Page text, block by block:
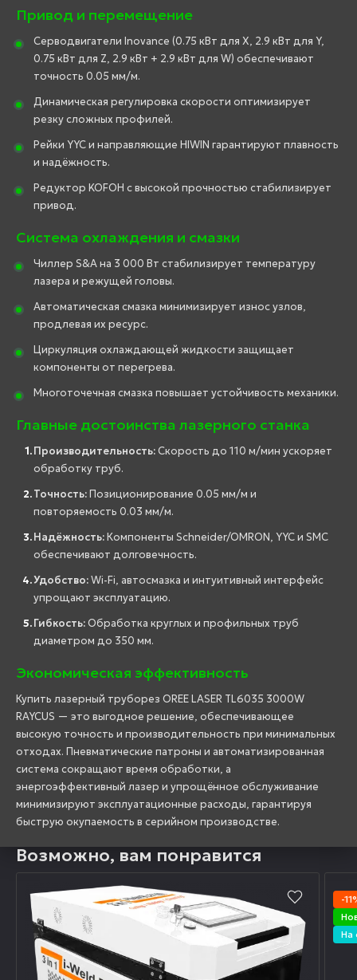
Привод и перемещение
Серводвигатели Inovance (0.75 кВт для X, 2.9 кВт для Y,
0.75 кВт для Z, 2.9 кВт + 2.9 кВт для W) обеспечивают
точность 0.05 мм/м.
Динамическая регулировка скорости оптимизирует
резку сложных профилей.
Рейки YYC и направляющие HIWIN гарантируют плавность
и надёжность.
Редуктор KOFOH с высокой прочностью стабилизирует
привод.
Система охлаждения и смазки
Чиллер S&A на 3 000 Вт стабилизирует температуру
лазера и режущей головы.
Автоматическая смазка минимизирует износ узлов,
продлевая их ресурс.
Циркуляция охлаждающей жидкости защищает
компоненты от перегрева.
Многоточечная смазка повышает устойчивость механики.
Главные достоинства лазерного станка
Производительность:Скорость до 110 м/мин ускоряет
обработку труб.
Точность:Позиционирование 0.05 мм/м и
повторяемость 0.03 мм/м.
Надёжность:Компоненты Schneider/OMRON, YYC и SMC
обеспечивают долговечность.
Удобство:Wi-Fi, автосмазка и интуитивный интерфейс
упрощают эксплуатацию.
Гибкость:Обработка круглых и профильных труб
диаметром до 350 мм.
Экономическая эффективность
Купить лазерный труборез OREE LASER TL6035 3000W
RAYCUS — это выгодное решение, обеспечивающее
высокую точность и производительность при минимальных
отходах. Пневматические патроны и автоматизированная
система сокращают время обработки, а
энергоэффективный лазер и упрощённое обслуживание
минимизируют эксплуатационные расходы, гарантируя
быструю окупаемость в серийном производстве.
Возможно, вам понравится
-
На